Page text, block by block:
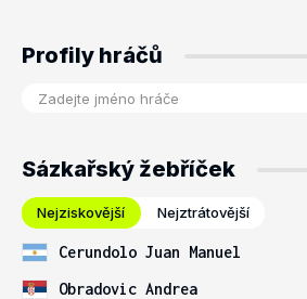
Profily hráčů
Sázkařský žebříček
Nejziskovější Nejztrátovější
Cerundolo Juan Manuel
Obradovic Andrea